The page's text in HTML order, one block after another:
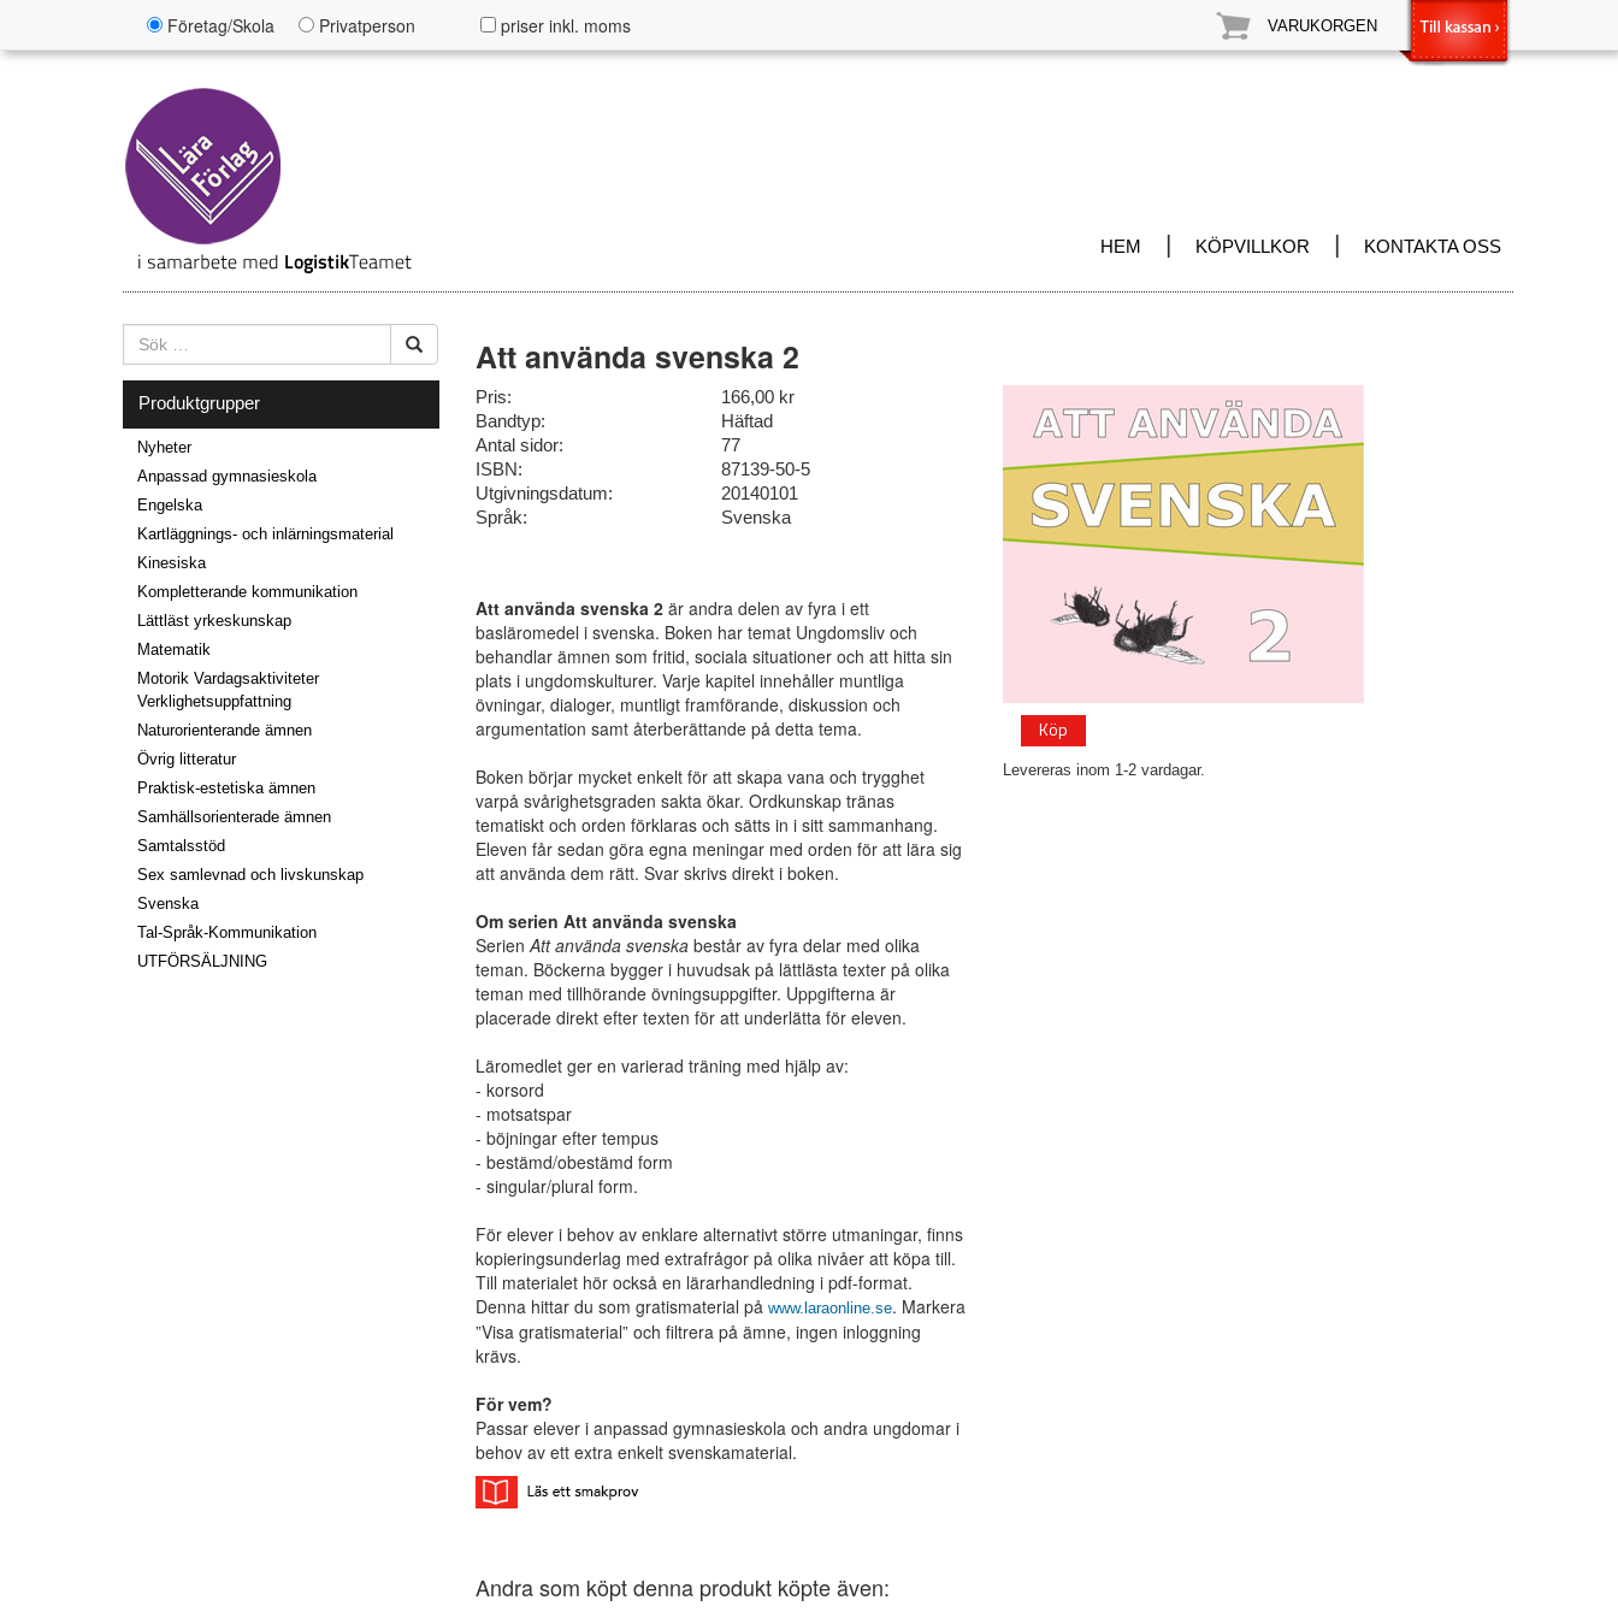
Företag/Skola Privatperson priser inkl. moms VARUKORGEN
HEM | KÖPVILLKOR | KONTAKTA OSS
Produktgrupper
Nyheter
Anpassad gymnasieskola
Engelska
Kartläggnings- och inlärningsmaterial
Kinesiska
Kompletterande kommunikation
Lättläst yrkeskunskap
Matematik
Motorik Vardagsaktiviteter
Verklighetsuppfattning
Naturorienterande ämnen
Övrig litteratur
Praktisk-estetiska ämnen
Samhällsorienterade ämnen
Samtalsstöd
Sex samlevnad och livskunskap
Svenska
Tal-Språk-Kommunikation
UTFÖRSÄLJNING
Att använda svenska 2
Köp
Levereras inom 1-2 vardagar.
Pris:
166,00 kr
Bandtyp:
Häftad
Antal sidor:
77
ISBN:
87139-50-5
Utgivningsdatum:
20140101
Språk:
Svenska
Att använda svenska 2är andra delen av fyra i ett
basläromedel i svenska. Boken har temat Ungdomsliv och
behandlar ämnen som fritid, sociala situationer och att hitta sin
plats i ungdomskulturer. Varje kapitel innehåller muntliga
övningar, dialoger, muntligt framförande, diskussion och
argumentation samt återberättande på detta tema.
Boken börjar mycket enkelt för att skapa vana och trygghet
varpå svårighetsgraden sakta ökar. Ordkunskap tränas
tematiskt och orden förklaras och sätts in i sitt sammanhang.
Eleven får sedan göra egna meningar med orden för att lära sig
att använda dem rätt. Svar skrivs direkt i boken.
Om serien Att använda svenska
SerienAtt använda svenskabestår av fyra delar med olika
teman. Böckerna bygger i huvudsak på lättlästa texter på olika
teman med tillhörande övningsuppgifter. Uppgifterna är
placerade direkt efter texten för att underlätta för eleven.
Läromedlet ger en varierad träning med hjälp av:
- korsord
- motsatspar
- böjningar efter tempus
- bestämd/obestämd form
- singular/plural form.
För elever i behov av enklare alternativt större utmaningar, finns
kopieringsunderlag med extrafrågor på olika nivåer att köpa till.
Till materialet hör också en lärarhandledning i pdf-format.
Denna hittar du som gratismaterial på www.laraonline.se. Markera
”Visa gratismaterial” och filtrera på ämne, ingen inloggning
krävs.
För vem?
Passar elever i anpassad gymnasieskola och andra ungdomar i
behov av ett extra enkelt svenskamaterial.
Andra som köpt denna produkt köpte även: